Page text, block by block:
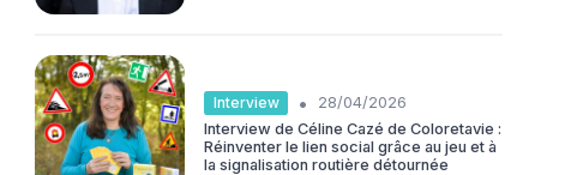
Interview •
28/04/2026
Interview de Céline Cazé de Coloretavie :
Réinventer le lien social grâce au jeu et à
la signalisation routière détournée